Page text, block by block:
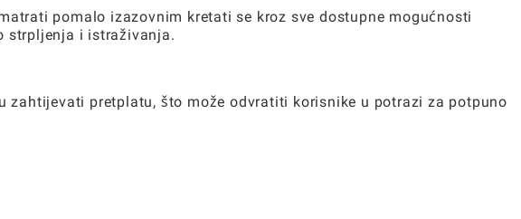
pomalo izazovnim kretati se kroz sve dostupne mogućnosti
strpljenja i istraživanja.
zahtijevati pretplatu, što može odvratiti korisnike u potrazi za potpuno